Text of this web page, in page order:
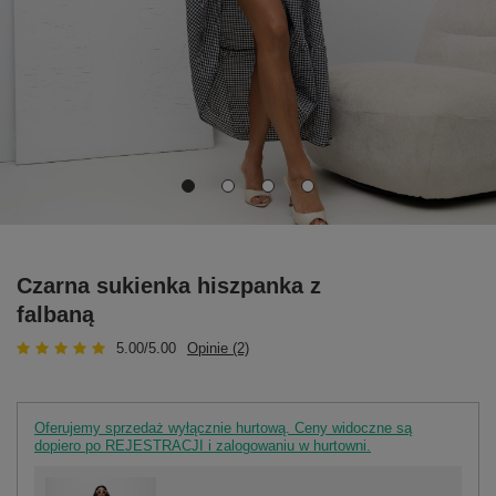
Czarna sukienka hiszpanka z
falbaną
5.00/5.00 Opinie (2)
Oferujemy sprzedaż wyłącznie hurtową. Ceny widoczne są
dopiero po REJESTRACJI i zalogowaniu w hurtowni.